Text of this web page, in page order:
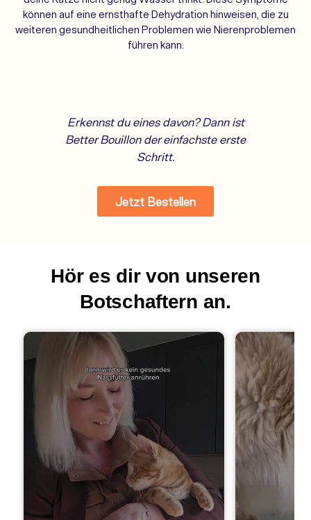
können auf eine ernsthafte Dehydration hinweisen, die zu
weiteren gesundheitlichen Problemen wie Nierenproblemen
führen kann.
Erkennst du eines davon? Dann ist
Better Bouillon der einfachste erste
Schritt.
Jetzt Bestellen
Hör es dir von unseren
Botschaftern an.
So macht's Apollo:
€25,99